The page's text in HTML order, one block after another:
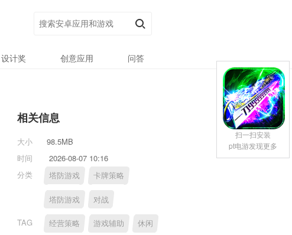
设计奖 创意应用 问答
相关信息
大小
98.5MB
时间
2026-08-07 10:16
分类
塔防游戏 卡牌策略
塔防游戏 对战
TAG 经营策略 游戏辅助 休闲
扫一扫安装
pt电游发现更多